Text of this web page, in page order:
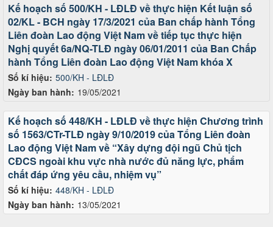
Số kí hiệu: 500/KH - LĐLĐ
Ngày ban hành: 19/05/2021
Kế hoạch số 500/KH - LĐLĐ về thực hiện Kết luận số
02/KL - BCH ngày 17/3/2021 của Ban chấp hành Tổng
Liên đoàn Lao động Việt Nam về tiếp tục thực hiện
Nghị quyết 6a/NQ-TLĐ ngày 06/01/2011 của Ban Chấp
hành Tổng Liên đoàn Lao động Việt Nam khóa X
Số kí hiệu: 448/KH - LĐLĐ
Ngày ban hành: 13/05/2021
Kế hoạch số 448/KH - LĐLĐ về thực hiện Chương trình
số 1563/CTr-TLĐ ngày 9/10/2019 của Tổng Liên đoàn
Lao động Việt Nam về “Xây dựng đội ngũ Chủ tịch
CĐCS ngoài khu vực nhà nước đủ năng lực, phẩm
chất đáp ứng yêu cầu, nhiệm vụ”